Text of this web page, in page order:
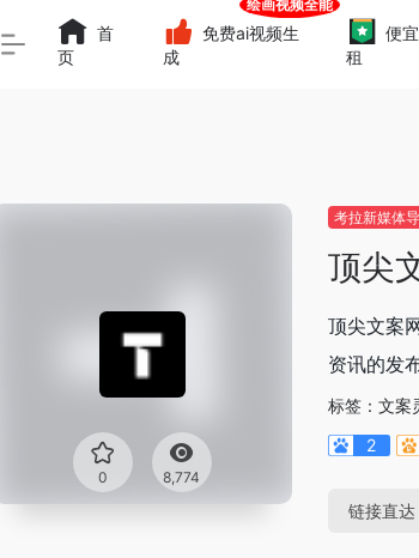
首
页
免费ai视频生
成
便
租
0 8,774
考拉新媒体
顶尖
顶尖文案
资讯的发
标签： 文案
2
链接直达